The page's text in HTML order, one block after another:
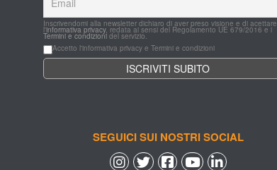
Inscrivendomi alla newsletter dichiaro di aver preso visione e di acettare
l'informativa privacy, redata ai sensi del Regolamento UE 679/2016 e i
Termini e condizioni del servizio.
Accetto l'informativa privacy e Termini e condizioni
SEGUICI SUI NOSTRI SOCIAL